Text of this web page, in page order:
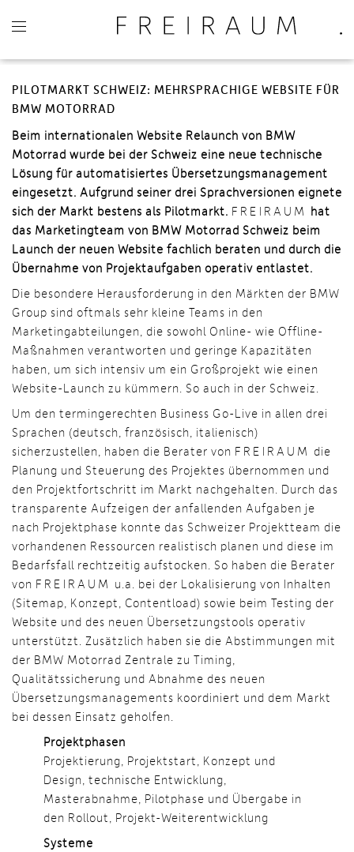
PILOTMARKT SCHWEIZ: MEHRSPRACHIGE WEBSITE FÜR
BMW MOTORRAD
Beim internationalen Website Relaunch von BMW
Motorrad wurde bei der Schweiz eine neue technische
Lösung für automatisiertes Übersetzungsmanagement
eingesetzt. Aufgrund seiner drei Sprachversionen eignete
sich der Markt bestens als Pilotmarkt. FREIRAUM
hat
das Marketingteam von BMW Motorrad Schweiz beim
Launch der neuen Website fachlich beraten und durch die
Übernahme von Projektaufgaben operativ entlastet.
Die besondere Herausforderung in den Märkten der BMW
Group sind oftmals sehr kleine Teams in den
Marketingabteilungen, die sowohl Online- wie Offline-
Maßnahmen verantworten und geringe Kapazitäten
haben, um sich intensiv um ein Großprojekt wie einen
Website-Launch zu kümmern. So auch in der Schweiz.
Um den termingerechten Business Go-Live in allen drei
Sprachen (deutsch, französisch, italienisch)
sicherzustellen, haben die Berater von FREIRAUM
die
Planung und Steuerung des Projektes übernommen und
den Projektfortschritt im Markt nachgehalten. Durch das
transparente Aufzeigen der anfallenden Aufgaben je
nach Projektphase konnte das Schweizer Projektteam die
vorhandenen Ressourcen realistisch planen und diese im
Bedarfsfall rechtzeitig aufstocken. So haben die Berater
von FREIRAUM
u.a. bei der Lokalisierung von Inhalten
(Sitemap, Konzept, Contentload) sowie beim Testing der
Website und des neuen Übersetzungstools operativ
unterstützt. Zusätzlich haben sie die Abstimmungen mit
der BMW Motorrad Zentrale zu Timing,
Qualitätssicherung und Abnahme des neuen
Übersetzungsmanagements koordiniert und dem Markt
bei dessen Einsatz geholfen.
Projektphasen
Projektierung, Projektstart, Konzept und
Design, technische Entwicklung,
Masterabnahme, Pilotphase und Übergabe in
den Rollout, Projekt-Weiterentwicklung
Systeme